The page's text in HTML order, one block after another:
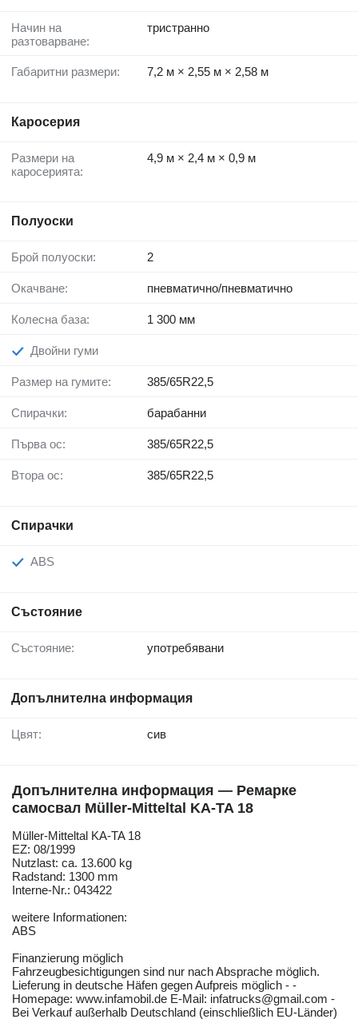
Начин на
разтоварване:
тристранно
Габаритни размери: 7,2 м × 2,55 м × 2,58 м
Каросерия
Размери на
каросерията:
4,9 м × 2,4 м × 0,9 м
Полуоски
Брой полуоски: 2
Окачване: пневматично/пневматично
Колесна база: 1 300 мм
Двойни гуми
Размер на гумите: 385/65R22,5
Спирачки: барабанни
Първа ос: 385/65R22,5
Втора ос: 385/65R22,5
Спирачки
ABS
Състояние
Състояние: употребявани
Допълнителна информация
Цвят: сив
Допълнителна информация — Ремарке
самосвал Müller-Mitteltal KA-TA 18
Müller-Mitteltal KA-TA 18
EZ: 08/1999
Nutzlast: ca. 13.600 kg
Radstand: 1300 mm
Interne-Nr.: 043422
weitere Informationen:
ABS
Finanzierung möglich
Fahrzeugbesichtigungen sind nur nach Absprache möglich.
Lieferung in deutsche Häfen gegen Aufpreis möglich - -
Homepage: www.infamobil.de E-Mail: infatrucks@gmail.com -
Bei Verkauf außerhalb Deutschland (einschließlich EU-Länder)